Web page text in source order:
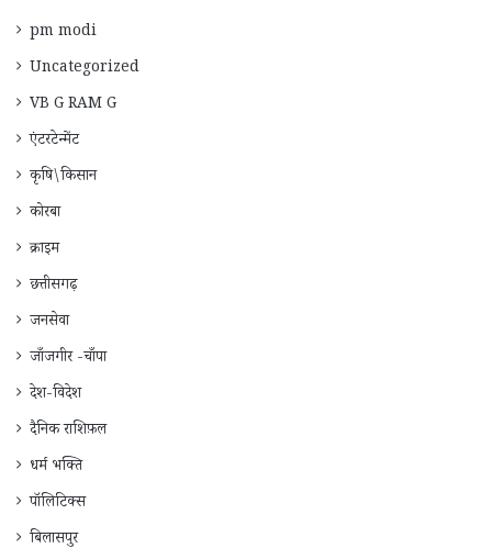
pm modi
Uncategorized
VB G RAM G
एंटरटेन्मेंट
कृषि\किसान
कोरबा
क्राइम
छत्तीसगढ़
जनसेवा
जाँजगीर -चाँपा
देश-विदेश
दैनिक राशिफ़ल
धर्म भक्ति
पॉलिटिक्स
बिलासपुर